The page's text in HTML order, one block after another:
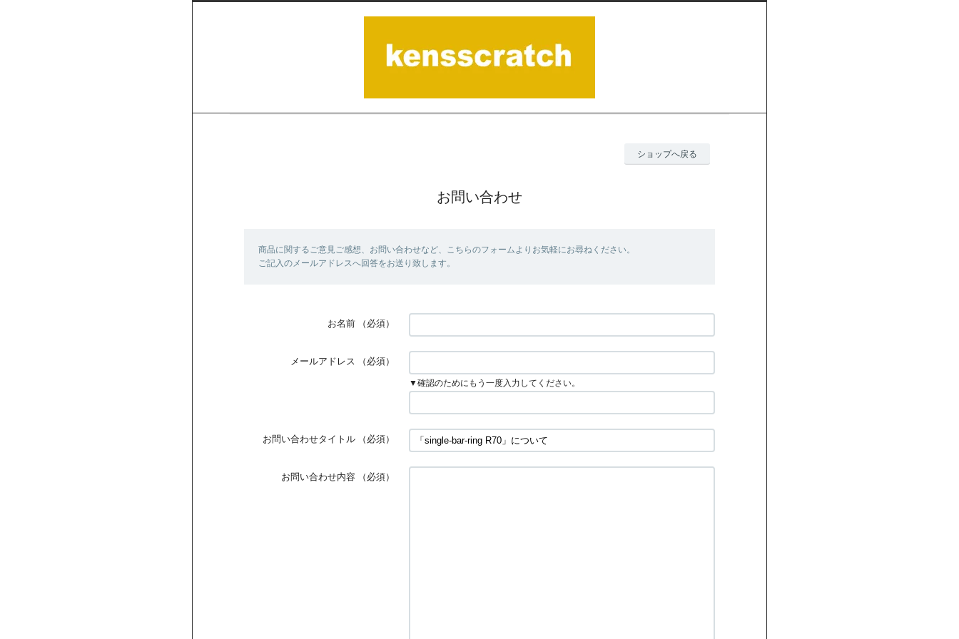
ショップへ戻る
お問い合わせ
商品に関するご意見ご感想、お問い合わせなど、こちらのフォームよりお気軽にお尋ねください。
ご記入のメールアドレスへ回答をお送り致します。
お名前 （必須）
メールアドレス （必須）
▼確認のためにもう一度入力してください。
お問い合わせタイトル （必須）
お問い合わせ内容 （必須）